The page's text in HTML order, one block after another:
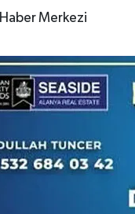
Haber Merkezi